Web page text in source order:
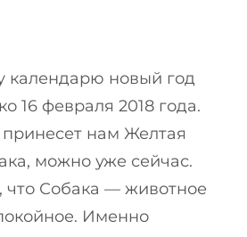
календарю новый год
16 февраля 2018 года.
принесет нам Желтая
можно уже сейчас.
что Собака — животное
Именно